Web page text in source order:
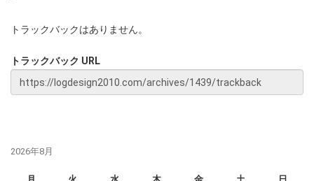
トラックバックはありません。
トラックバック URL
2026年8月